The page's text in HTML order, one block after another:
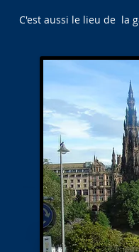
C'est aussi le lieu de la